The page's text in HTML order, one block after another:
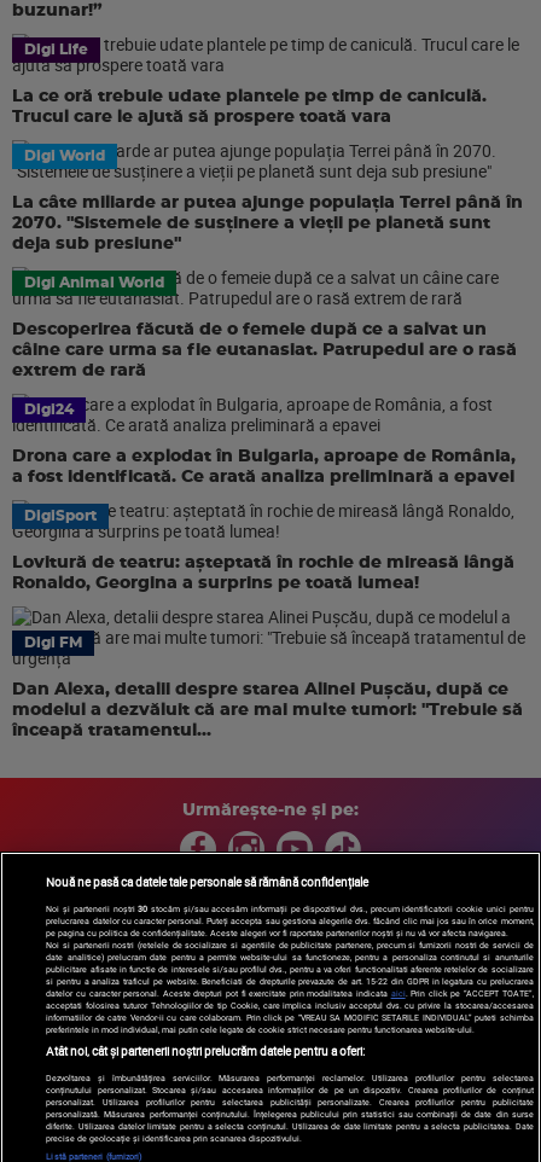
buzunar!”
Digi Life
La ce oră trebuie udate plantele pe timp de caniculă.
Trucul care le ajută să prospere toată vara
Digi World
La câte miliarde ar putea ajunge populația Terrei până în
2070. "Sistemele de susținere a vieții pe planetă sunt
deja sub presiune"
Digi Animal World
Descoperirea făcută de o femeie după ce a salvat un
câine care urma sa fie eutanasiat. Patrupedul are o rasă
extrem de rară
Digi24
Drona care a explodat în Bulgaria, aproape de România,
a fost identificată. Ce arată analiza preliminară a epavei
DigiSport
Lovitură de teatru: așteptată în rochie de mireasă lângă
Ronaldo, Georgina a surprins pe toată lumea!
Digi FM
Dan Alexa, detalii despre starea Alinei Pușcău, după ce
modelul a dezvăluit că are mai multe tumori: "Trebuie să
înceapă tratamentul...
Urmărește-ne și pe:
Copyright © 2026 / DIGI ROMANIA S.A.
Arhiva
Comunicate de presă Politica de confidentialitate
Termeni
si conditii
Gestionați preferințele| Contact/Info Codul etic
Nouă ne pasă ca datele tale personale să rămână confidențiale
Noi și partenerii noștri30 stocăm și/sau accesăm informații pe dispozitivul dvs., precum identificatorii cookie unici pentru
prelucrarea datelor cu caracter personal. Puteți accepta sau gestiona alegerile dvs. făcând clic mai jos sau în orice moment,
pe pagina cu politica de confidențialitate. Aceste alegeri vor fi raportate partenerilor noștri și nu vă vor afecta navigarea.
Noi si partenerii nostri (retelele de socializare si agentiile de publicitate partenere, precum si furnizorii nostri de servicii de
date analitice) prelucram date pentru a permite website-ului sa functioneze, pentru a personaliza continutul si anunturile
publicitare afisate in functie de interesele si/sau profilul dvs., pentru a va oferi functionalitati aferente retelelor de socializare
si pentru a analiza traficul pe website. Beneficiati de drepturile prevazute de art. 15-22 din GDPR in legatura cu prelucrarea
datelor cu caracter personal. Aceste drepturi pot fi exercitate prin modalitatea indicata aici. Prin click pe “ACCEPT TOATE”,
acceptati folosirea tuturor Tehnologiilor de tip Cookie, care implica inclusiv acceptul dvs. cu privire la stocarea/accesarea
informatiilor de catre Vendor-ii cu care colaboram. Prin click pe “VREAU SA MODIFIC SETARILE INDIVIDUAL” puteti schimba
preferintele in mod individual, mai putin cele legate de cookie strict necesare pentru functionarea website-ului.
Atât noi, cât și partenerii noștri prelucrăm datele pentru a oferi:
Dezvoltarea și îmbunătățirea serviciilor. Măsurarea performanței reclamelor. Utilizarea profilurilor pentru selectarea
conținutului personalizat. Stocarea și/sau accesarea informațiilor de pe un dispozitiv. Crearea profilurilor de conținut
personalizat. Utilizarea profilurilor pentru selectarea publicității personalizate. Crearea profilurilor pentru publicitate
personalizată. Măsurarea performanței conținutului. Înțelegerea publicului prin statistici sau combinații de date din surse
diferite. Utilizarea datelor limitate pentru a selecta conținutul. Utilizarea de date limitate pentru a selecta publicitatea. Date
precise de geolocație și identificarea prin scanarea dispozitivului.
Listă parteneri (furnizori)